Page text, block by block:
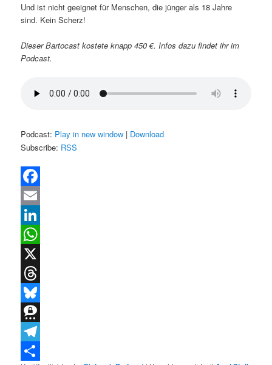
Und ist nicht geeignet für Menschen, die jünger als 18 Jahre
sind. Kein Scherz!
Dieser Bartocast kostete knapp 450 €. Infos dazu findet ihr im
Podcast.
Podcast: Play in new window | Download
Subscribe: RSS
Facebook
Email
LinkedIn
WhatsApp
X
Threads
Bluesky
Threema
Telegram